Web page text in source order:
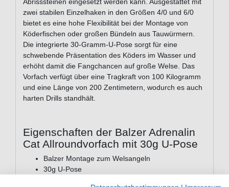
Abrisssteinen eingesetzt werden kann. Ausgestattet mit
zwei stabilen Einzelhaken in den Größen 4/0 und 6/0
bietet es eine hohe Flexibilität bei der Montage von
Köderfischen oder großen Bündeln aus Tauwürmern.
Die integrierte 30-Gramm-U-Pose sorgt für eine
schwebende Präsentation des Köders im Wasser und
erhöht damit die Fangchancen auf große Welse. Das
Vorfach verfügt über eine Tragkraft von 100 Kilogramm
und eine Länge von 200 Zentimetern, wodurch es auch
harten Drills standhält.
Eigenschaften der Balzer Adrenalin
Cat Allroundvorfach mit 30g U-Pose
Balzer Montage zum Welsangeln
30g U-Pose